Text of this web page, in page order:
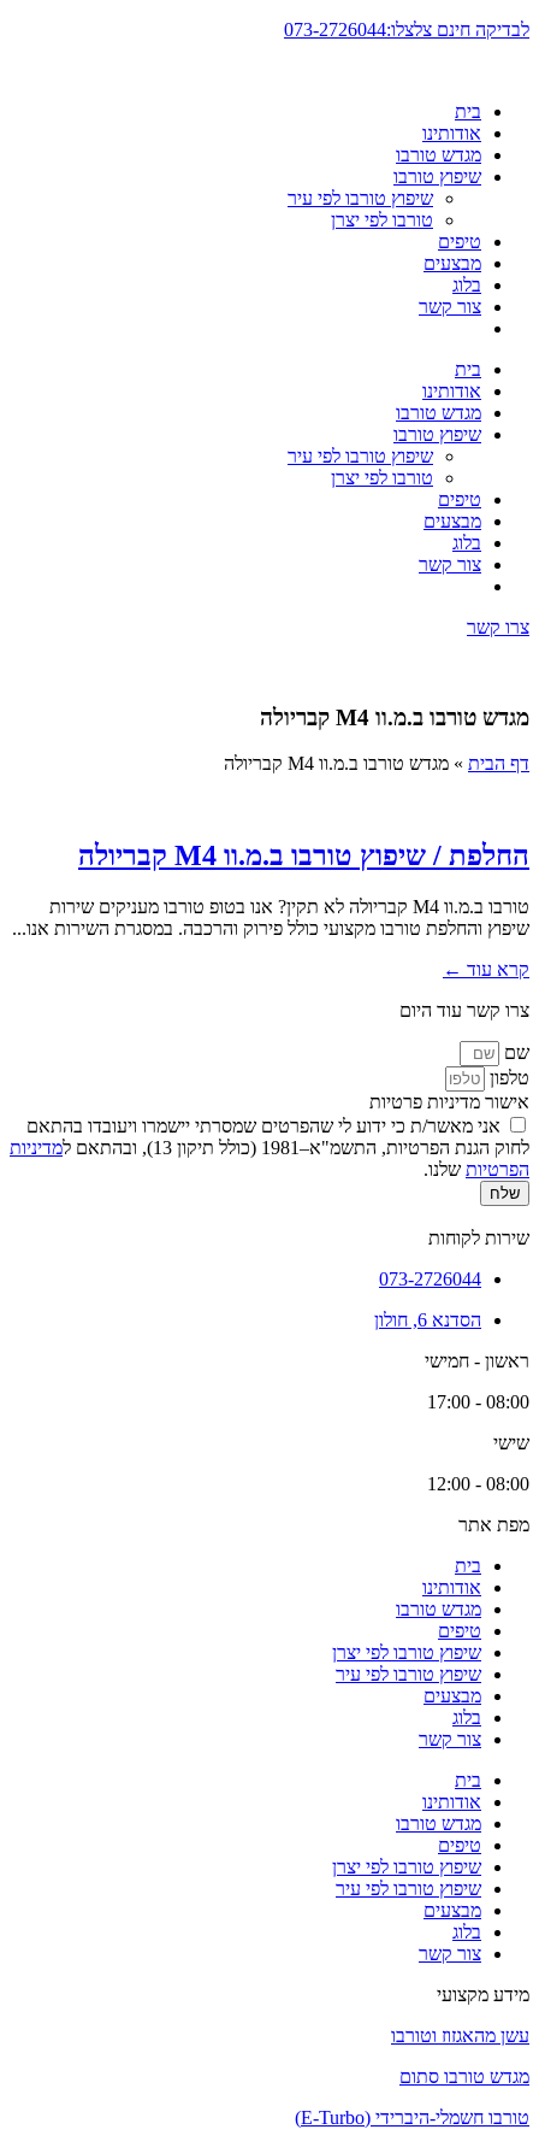
דלג
לבדיקה חינם צלצלו:073-2726044
בית
אודותינו
מגדש טורבו
שיפוץ טורבו
שיפוץ טורבו לפי עיר
טורבו לפי יצרן
טיפים
מבצעים
בלוג
צור קשר
בית
אודותינו
מגדש טורבו
שיפוץ טורבו
שיפוץ טורבו לפי עיר
טורבו לפי יצרן
טיפים
מבצעים
בלוג
צור קשר
צרו קשר
מגדש טורבו ב.מ.וו M4 קבריולה
דף הבית » מגדש טורבו ב.מ.וו M4 קבריולה
החלפת / שיפוץ טורבו ב.מ.וו M4 קבריולה
טורבו ב.מ.וו M4 קבריולה לא תקין? אנו בטופ טורבו מעניקים שירות
שיפוץ והחלפת טורבו מקצועי כולל פירוק והרכבה. במסגרת השירות אנו...
קרא עוד ←
צרו קשר עוד היום
שם
טלפון
אישור מדיניות פרטיות
אני מאשר/ת כי ידוע לי שהפרטים שמסרתי יישמרו ויעובדו בהתאם
לחוק הגנת הפרטיות, התשמ"א–1981 (כולל תיקון 13), ובהתאם ל
מדיניות
הפרטיות שלנו.
שלח
שירות לקוחות
073-2726044
הסדנא 6, חולון
ראשון - חמישי
08:00 - 17:00
שישי
08:00 - 12:00
מפת אתר
בית
אודותינו
מגדש טורבו
טיפים
שיפוץ טורבו לפי יצרן
שיפוץ טורבו לפי עיר
מבצעים
בלוג
צור קשר
בית
אודותינו
מגדש טורבו
טיפים
שיפוץ טורבו לפי יצרן
שיפוץ טורבו לפי עיר
מבצעים
בלוג
צור קשר
מידע מקצועי
עשן מהאגזוז וטורבו
מגדש טורבו סתום
טורבו חשמלי-היברידי (E-Turbo)